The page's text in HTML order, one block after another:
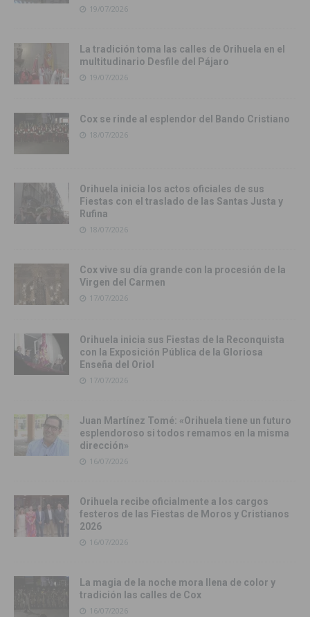
19/07/2026
La tradición toma las calles de Orihuela en el
multitudinario Desfile del Pájaro
19/07/2026
Cox se rinde al esplendor del Bando Cristiano
18/07/2026
Orihuela inicia los actos oficiales de sus
Fiestas con el traslado de las Santas Justa y
Rufina
18/07/2026
Cox vive su día grande con la procesión de la
Virgen del Carmen
17/07/2026
Orihuela inicia sus Fiestas de la Reconquista
con la Exposición Pública de la Gloriosa
Enseña del Oriol
17/07/2026
Juan Martínez Tomé: «Orihuela tiene un futuro
esplendoroso si todos remamos en la misma
dirección»
16/07/2026
Orihuela recibe oficialmente a los cargos
festeros de las Fiestas de Moros y Cristianos
2026
16/07/2026
La magia de la noche mora llena de color y
tradición las calles de Cox
16/07/2026